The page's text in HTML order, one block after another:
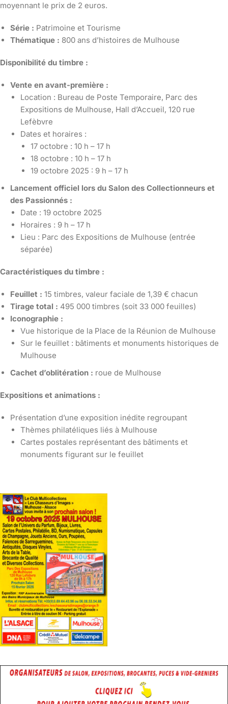
moyennant le prix de 2 euros.
Série : Patrimoine et Tourisme
Thématique : 800 ans d’histoires de Mulhouse
Disponibilité du timbre :
Vente en avant-première :
Location : Bureau de Poste Temporaire, Parc des
Expositions de Mulhouse, Hall d’Accueil, 120 rue
Lefèbvre
Dates et horaires :
17 octobre : 10 h – 17 h
18 octobre : 10 h – 17 h
19 octobre 2025 : 9 h – 17 h
Lancement officiel lors du Salon des Collectionneurs et
des Passionnés :
Date : 19 octobre 2025
Horaires : 9 h – 17 h
Lieu : Parc des Expositions de Mulhouse (entrée
séparée)
Caractéristiques du timbre :
Feuillet : 15 timbres, valeur faciale de 1,39 € chacun
Tirage total : 495 000 timbres (soit 33 000 feuilles)
Iconographie :
Vue historique de la Place de la Réunion de Mulhouse
Sur le feuillet : bâtiments et monuments historiques de
Mulhouse
Cachet d’oblitération : roue de Mulhouse
Expositions et animations :
Présentation d’une exposition inédite regroupant
Thèmes philatéliques liés à Mulhouse
Cartes postales représentant des bâtiments et
monuments figurant sur le feuillet